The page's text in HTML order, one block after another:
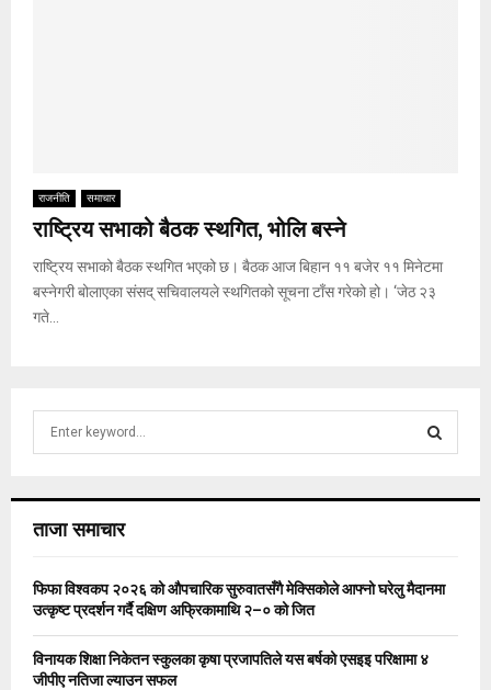
राजनीति समाचार
राष्ट्रिय सभाको बैठक स्थगित, भोलि बस्ने
राष्ट्रिय सभाको बैठक स्थगित भएको छ। बैठक आज बिहान ११ बजेर ११ मिनेटमा
बस्नेगरी बोलाएका संसद् सचिवालयले स्थगितको सूचना टाँस गरेको हो। ‘जेठ २३
गते...
h
o
r
C
ताजा समाचार
फिफा विश्वकप २०२६ को औपचारिक सुरुवातसँगै मेक्सिकोले आफ्नो घरेलु मैदानमा
उत्कृष्ट प्रदर्शन गर्दै दक्षिण अफ्रिकामाथि २–० को जित
विनायक शिक्षा निकेतन स्कुलका कृषा प्रजापतिले यस बर्षको एसइइ परिक्षामा ४
जीपीए नतिजा ल्याउन सफल